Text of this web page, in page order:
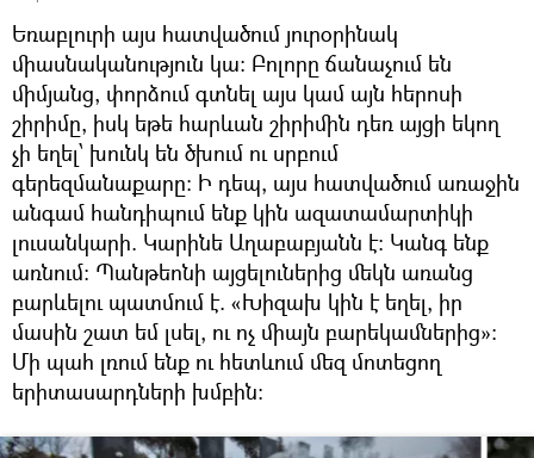
Եռաբլուրի այս հատվածում յուրօրինակ
միասնականություն կա։ Բոլորը ճանաչում են
միմյանց, փորձում գտնել այս կամ այն հերոսի
շիրիմը, իսկ եթե հարևան շիրիմին դեռ այցի եկող
չի եղել՝ խունկ են ծխում ու սրբում
գերեզմանաքարը։ Ի դեպ, այս հատվածում առաջին
անգամ հանդիպում ենք կին ազատամարտիկի
լուսանկարի. Կարինե Աղաբաբյանն է։ Կանգ ենք
առնում։ Պանթեոնի այցելուներից մեկն առանց
բարևելու պատմում է. «Խիզախ կին է եղել, իր
մասին շատ եմ լսել, ու ոչ միայն բարեկամներից»։
Մի պահ լռում ենք ու հետևում մեզ մոտեցող
երիտասարդների խմբին։